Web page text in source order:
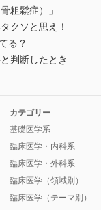
粗鬆症）」
クソと思え！
る？
判断したとき
カテゴリー
基礎医学系
臨床医学・内科系
臨床医学・外科系
臨床医学（領域別）
臨床医学（テーマ別）